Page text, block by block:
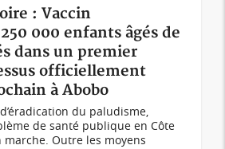
: Vaccin
000 enfants âgés de
dans un premier
officiellement
à Abobo
du paludisme,
de santé publique en Côte
marche. Outre les moyens